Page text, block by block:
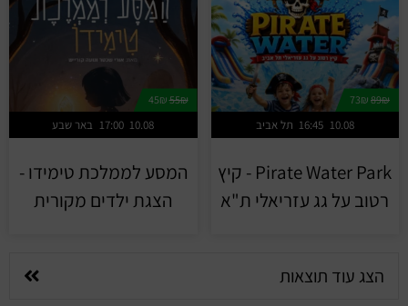
89₪
תל אביב 16:45 10.08
Pirate Water Park - קיץ
רטוב על גג עזריאלי ת"א
55₪
45₪
באר שבע 17:00 10.08
המסע לממלכת טימידו -
הצגת ילדים מקורית
הצג עוד תוצאות